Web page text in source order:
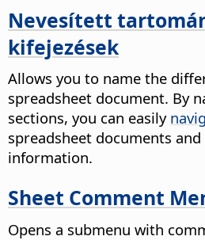
Nevesített
kifejezések
Allows you to name the
spreadsheet document. By
sections, you can easily
spreadsheet documents
information.
Sheet Comment
Opens a submenu with